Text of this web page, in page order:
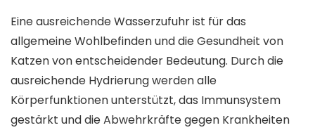
Eine ausreichende Wasserzufuhr ist für das
allgemeine Wohlbefinden und die Gesundheit von
Katzen von entscheidender Bedeutung. Durch die
ausreichende Hydrierung werden alle
Körperfunktionen unterstützt, das Immunsystem
gestärkt und die Abwehrkräfte gegen Krankheiten